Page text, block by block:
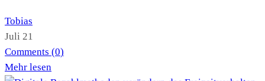
Tobias
Juli 21
Comments (0)
Mehr lesen